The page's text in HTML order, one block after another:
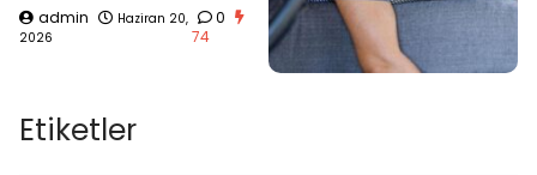
admin
Haziran 20,
2026
0
74
Etiketler